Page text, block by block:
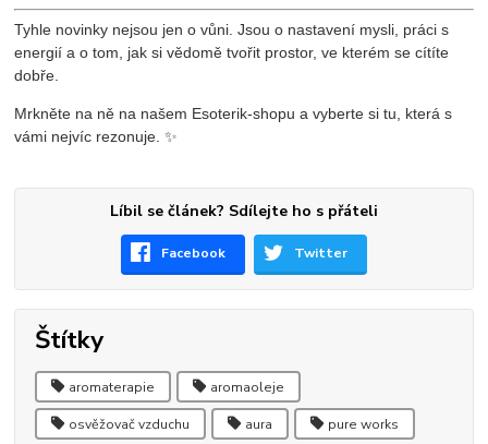
Tyhle novinky nejsou jen o vůni. Jsou o nastavení mysli, práci s
energií a o tom, jak si vědomě tvořit prostor, ve kterém se cítíte
dobře.
Mrkněte na ně na našem Esoterik-shopu a vyberte si tu, která s
vámi nejvíc rezonuje. ✨
Líbil se článek? Sdílejte ho s přáteli
Facebook Twitter
Štítky
aromaterapie aromaoleje
osvěžovač vzduchu aura pure works